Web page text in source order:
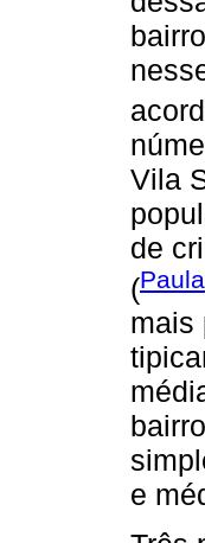
Vila
de
(
mais
e